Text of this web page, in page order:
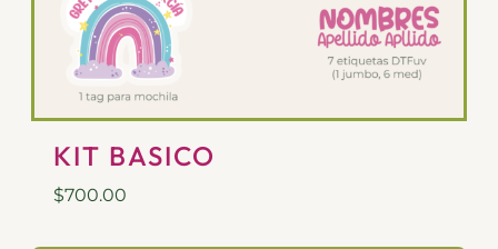
KIT BASICO
$700.00